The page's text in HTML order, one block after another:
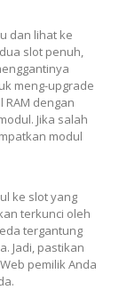
dan lihat ke
slot penuh,
meng-upgrade
RAM dengan
Jika salah
modul
ke slot yang
terkunci oleh
tergantung
Jadi, pastikan
pemilik Anda